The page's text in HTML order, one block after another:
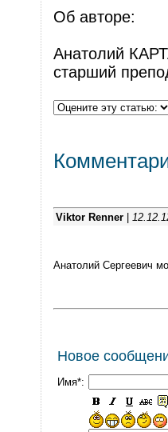
Об авторе:
Анатолий
старший
Viktor Renner
Анатолий Сергеевич
Новое
Имя*: